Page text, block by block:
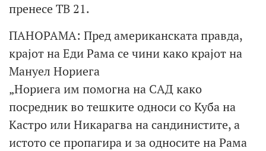
пренесе ТВ 21.
ПАНОРАМА: Пред американската правда,
крајот на Еди Рама се чини како крајот на
Мануел Нориега
„Нориега им помогна на САД како
посредник во тешките односи со Куба на
Кастро или Никарагва на сандинистите, а
истото се пропагира и за односите на Рама